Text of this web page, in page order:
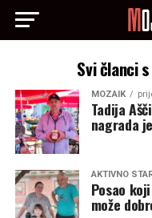
Svi članci
MOZAIK
Tadija
nagrada
AKTIVNO
Posao
može